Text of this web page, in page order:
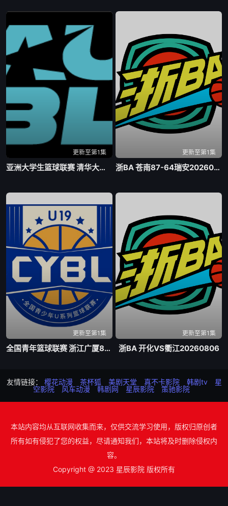
更新至第1集
亚洲大学生篮球联赛 清华大学VS菲律宾大学20260806
更新至第1集
浙BA 苍南87-64瑞安20260807
更新至第1集
全国青年篮球联赛 浙江广厦84-74新疆广汇20260807
更新至第1集
浙BA 开化VS衢江20260806
友情链接： 樱花动漫 茶杯狐 美剧天堂 真不卡影院 韩剧tv
星
空影院
风车动漫 韩剧网 星辰影院 策驰影院
本站内容均从互联网收集而来，仅供交流学习使用，版权归原创者
所有如有侵犯了您的权益，尽请通知我们，本站将及时删除侵权内
容。
Copyright @ 2023 星辰影院 版权所有